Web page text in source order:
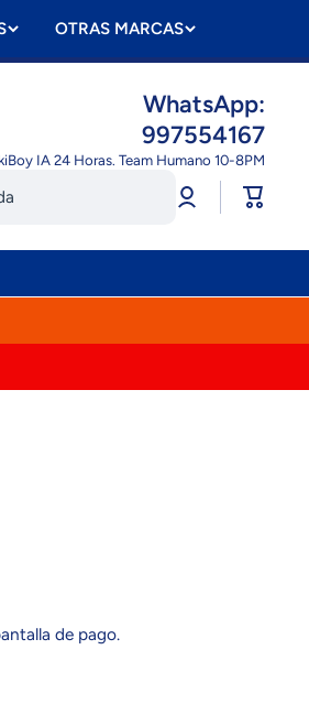
OTRAS MARCAS
WhatsApp:
997554167
IA 24 Horas. Team Humano 10-8PM
Iniciar
sesión
Carrito
de pago.